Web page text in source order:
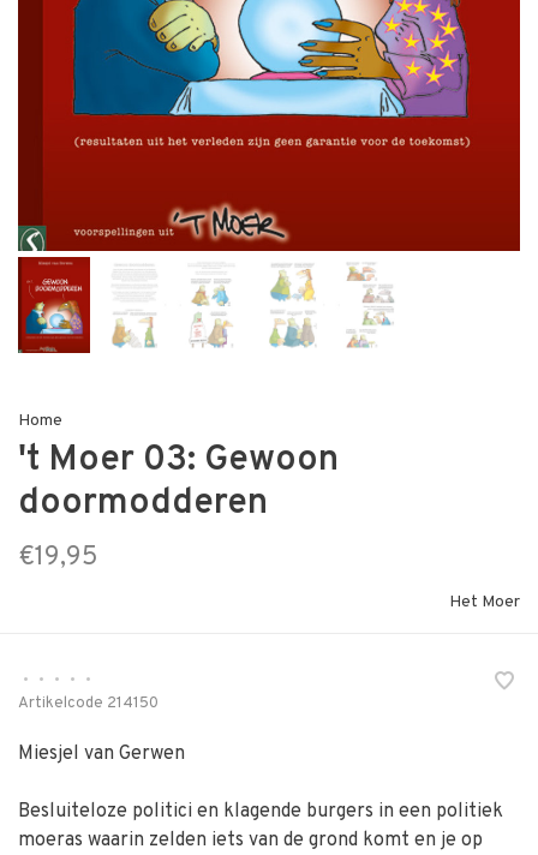
Home
't Moer 03: Gewoon
doormodderen
€19,95
Het Moer
• • • •
•
Artikelcode 214150
Miesjel van Gerwen
Besluiteloze politici en klagende burgers in een politiek
moeras waarin zelden iets van de grond komt en je op